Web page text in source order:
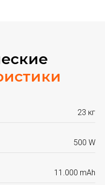
23 кг
500 W
11.000 mАh